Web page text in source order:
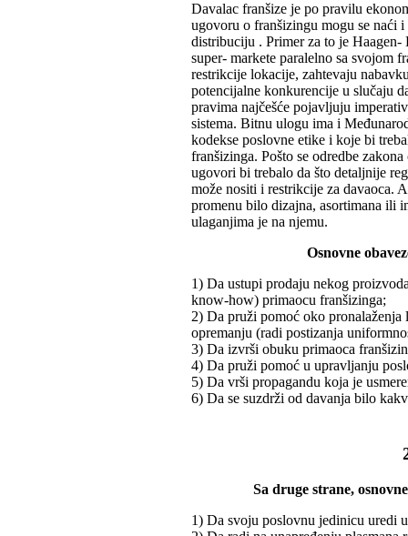
Davalac franšize je po pravilu
ugovoru o franšizingu mogu se naći
distribuciju . Primer za to je Haagen-
super- markete paralelno sa svojom
restrikcije lokacije, zahtevaju
potencijalne konkurencije u slučaju
pravima najčešće pojavljuju
sistema. Bitnu ulogu ima i
kodekse poslovne etike i koje bi
franšizinga. Pošto se odredbe
ugovori bi trebalo da što detaljnije
može nositi i restrikcije za davaoca.
promenu bilo dizajna, asortimana ili
ulaganjima je na njemu.
Osnovne
1) Da ustupi prodaju nekog
know-how) primaocu franšizinga;
2) Da pruži pomoć oko
opremanju (radi postizanja
3) Da izvrši obuku primaoca
4) Da pruži pomoć u upravljanju
5) Da vrši propagandu koja je
6) Da se suzdrži od davanja bilo
Sa druge strane,
1) Da svoju poslovnu jedinicu uredi